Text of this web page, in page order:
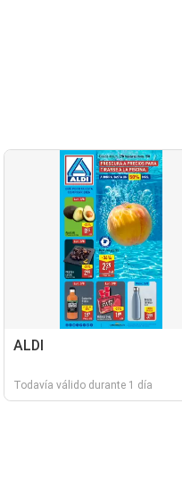
ALDI
Todavía válido durante 1 día